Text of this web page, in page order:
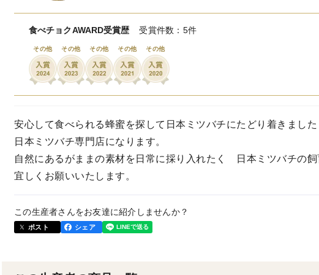
食べチョクAWARD受賞歴 受賞件数：5件
その他 その他 その他 その他 その他
安心して食べられる蜂蜜を探して日本ミツバチにたどり着きました
日本ミツバチ専門店になります。
自然にあるがままの素材を日常に採り入れたく 日本ミツバチの飼
宜しくお願いいたします。
この生産者さんをお友達に紹介しませんか？
ポスト シェア